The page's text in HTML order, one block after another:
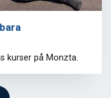
kurser på Monzta.